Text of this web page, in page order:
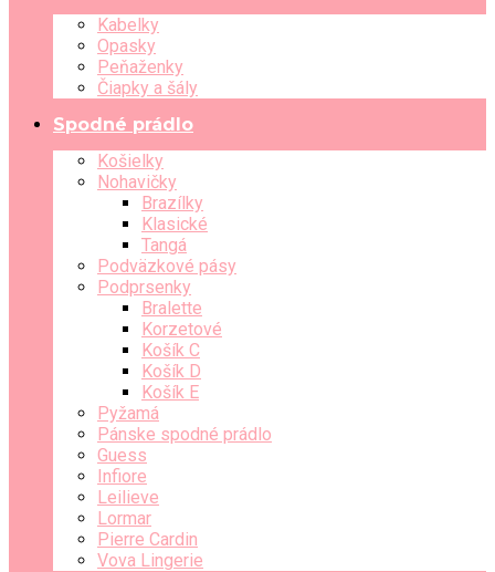
Kabelky
Opasky
Peňaženky
Čiapky a šály
Spodné prádlo
Košielky
Nohavičky
Brazílky
Klasické
Tangá
Podväzkové pásy
Podprsenky
Bralette
Korzetové
Košík C
Košík D
Košík E
Pyžamá
Pánske spodné prádlo
Guess
Infiore
Leilieve
Lormar
Pierre Cardin
Vova Lingerie